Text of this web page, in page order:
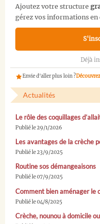
Ajoutez votre structure
gérez vos informations en
Déjà
Envie d'aller plus loin ?
Actualités
Le rôle des coquillages
Publié le 29/1/2026
Les avantages de la crèche
Publié le 23/9/2025
Routine sos démangeaisons
Publié le 07/9/2025
Comment bien aménager le
Publié le 04/8/2025
Crèche, nounou à domicile